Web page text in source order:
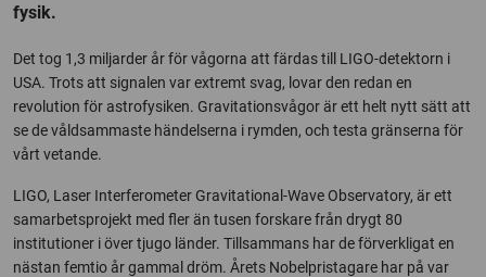
fysik.
Det tog 1,3 miljarder år för vågorna att färdas till LIGO-detektorn i
USA. Trots att signalen var extremt svag, lovar den redan en
revolution för astrofysiken. Gravitationsvågor är ett helt nytt sätt att
se de våldsammaste händelserna i rymden, och testa gränserna för
vårt vetande.
LIGO, Laser Interferometer Gravitational-Wave Observatory, är ett
samarbetsprojekt med fler än tusen forskare från drygt 80
institutioner i över tjugo länder. Tillsammans har de förverkligat en
nästan femtio år gammal dröm. Årets Nobelpristagare har på var